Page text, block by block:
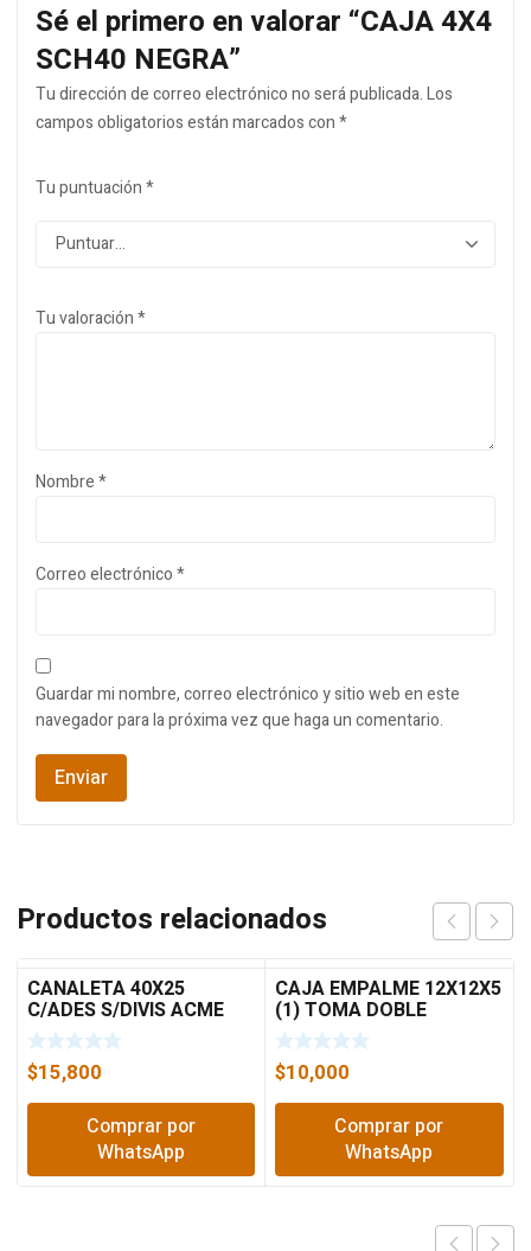
Sé el primero en valorar “CAJA 4X4
SCH40 NEGRA”
Tu dirección de correo electrónico no será publicada.Los
campos obligatorios están marcados con*
Tu puntuación*
Tu valoración*
Nombre*
Correo electrónico*
Guardar mi nombre, correo electrónico y sitio web en este
navegador para la próxima vez que haga un comentario.
Productos relacionados
CANALETA 40X25
C/ADES S/DIVIS ACME
$15,800
Comprar por
WhatsApp
CAJA EMPALME 12X12X5
(1) TOMA DOBLE
LEVITON
$10,000
Comprar por
WhatsApp